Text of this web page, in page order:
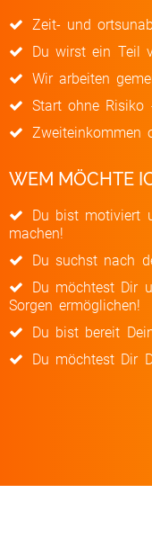
Zeit- und
Du wirst ein Teil
Wir arbeiten
Start ohne Risiko
Zweiteinkommen
WEM MÖCHTE
Du bist motiviert
machen!
Du suchst nach
Du möchtest Dir
Sorgen ermöglichen!
Du bist bereit
Du möchtest Dir